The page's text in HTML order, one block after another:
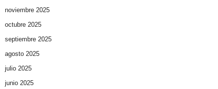
noviembre 2025
octubre 2025
septiembre 2025
agosto 2025
julio 2025
junio 2025